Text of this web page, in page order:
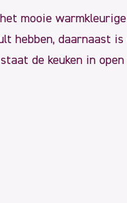
mooie
hebben, daarnaast is
de keuken in